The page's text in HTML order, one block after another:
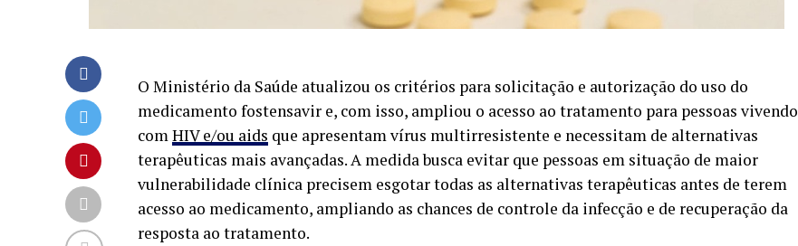
O Ministério da Saúde atualizou os critérios para solicitação e autorização do uso do
medicamento fostensavir e, com isso, ampliou o acesso ao tratamento para pessoas vivendo
comHIV e/ou aids que apresentam vírus multirresistente e necessitam de alternativas
terapêuticas mais avançadas. A medida busca evitar que pessoas em situação de maior
vulnerabilidade clínica precisem esgotar todas as alternativas terapêuticas antes de terem
acesso ao medicamento, ampliando as chances de controle da infecção e de recuperação da
resposta ao tratamento.